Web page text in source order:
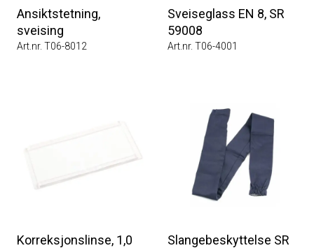
Ansiktstetning,
sveising
Art.nr. T06-8012
Sveiseglass EN 8, SR
59008
Art.nr. T06-4001
Korreksjonslinse, 1,0
Slangebeskyttelse SR